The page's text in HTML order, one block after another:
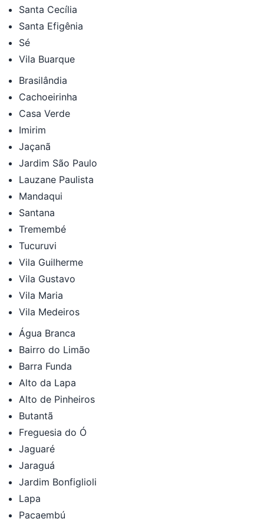
Santa Cecília
Santa Efigênia
Sé
Vila Buarque
Brasilândia
Cachoeirinha
Casa Verde
Imirim
Jaçanã
Jardim São Paulo
Lauzane Paulista
Mandaqui
Santana
Tremembé
Tucuruvi
Vila Guilherme
Vila Gustavo
Vila Maria
Vila Medeiros
Água Branca
Bairro do Limão
Barra Funda
Alto da Lapa
Alto de Pinheiros
Butantã
Freguesia do Ó
Jaguaré
Jaraguá
Jardim Bonfiglioli
Lapa
Pacaembú